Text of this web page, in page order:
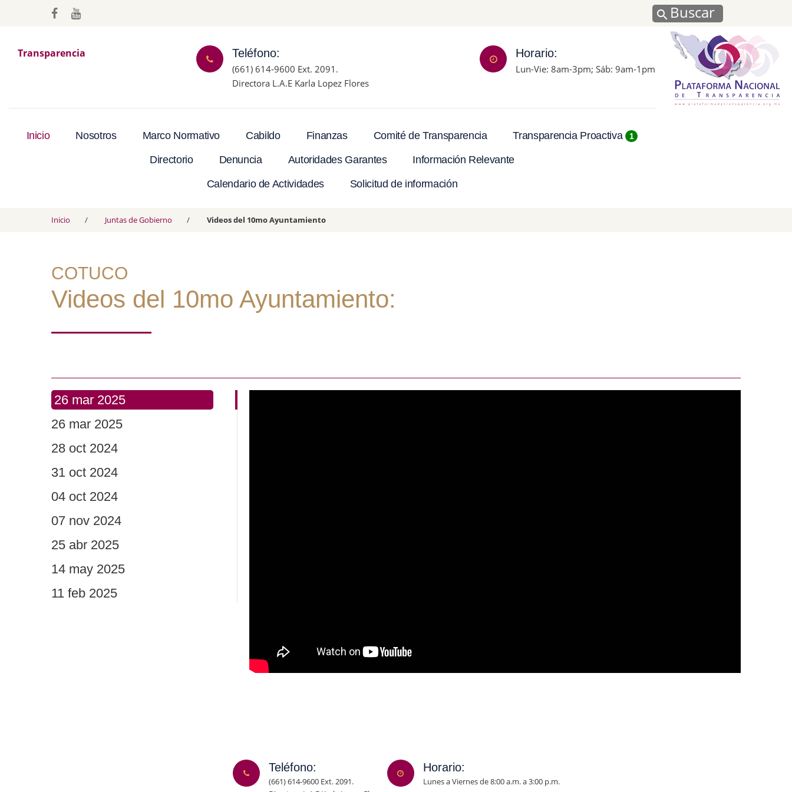
Buscar
Transparencia Teléfono:
(661) 614-9600 Ext. 2091.
Directora L.A.E Karla Lopez Flores
Horario:
Lun-Vie: 8am-3pm; Sáb: 9am-1pm
Inicio Nosotros Marco Normativo Cabildo Finanzas Comité de Transparencia Transparencia Proactiva 1
Directorio Denuncia Autoridades Garantes Información Relevante
Calendario de Actividades Solicitud de información
Inicio Juntas de Gobierno Videos del 10mo Ayuntamiento
COTUCO
Videos del 10mo Ayuntamiento:
26 mar 2025
26 mar 2025
28 oct 2024
31 oct 2024
04 oct 2024
07 nov 2024
25 abr 2025
14 may 2025
11 feb 2025
Teléfono:
(661) 614-9600 Ext. 2091.
Horario:
Lunes a Viernes de 8:00 a.m. a 3:00 p.m.